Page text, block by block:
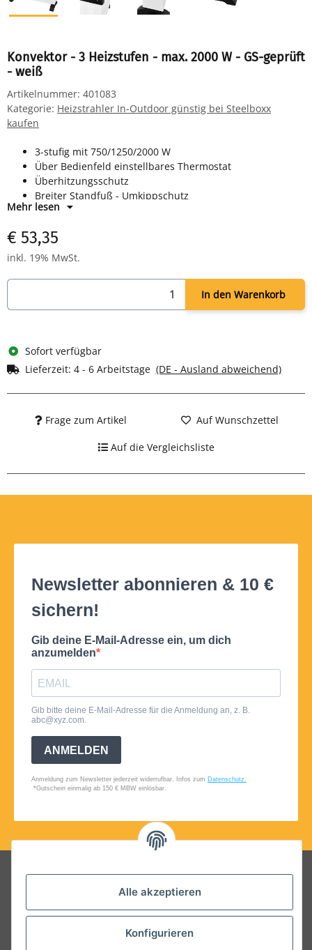
Alle akzeptieren
Konfigurieren
Konvektor - 3 Heizstufen - max. 2000 W - GS-geprüft
- weiß
Artikelnummer: 401083
Kategorie: Heizstrahler In-Outdoor günstig bei Steelboxx
kaufen
3-stufig mit 750/1250/2000 W
Über Bedienfeld einstellbares Thermostat
Überhitzungsschutz
Breiter Standfuß - Umkippschutz
Tragegriff
Farbe weiß
Mehr lesen
€ 53,35
inkl. 19% MwSt.
In den Warenkorb
Sofort verfügbar
Lieferzeit: 4 - 6 Arbeitstage (DE - Ausland abweichend)
Frage zum Artikel Auf Wunschzettel
Auf die Vergleichsliste
Folgt uns auf Social Media